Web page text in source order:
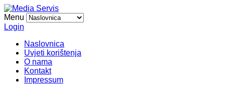
Menu
Login
Naslovnica
Uvjeti korištenja
O nama
Kontakt
Impressum